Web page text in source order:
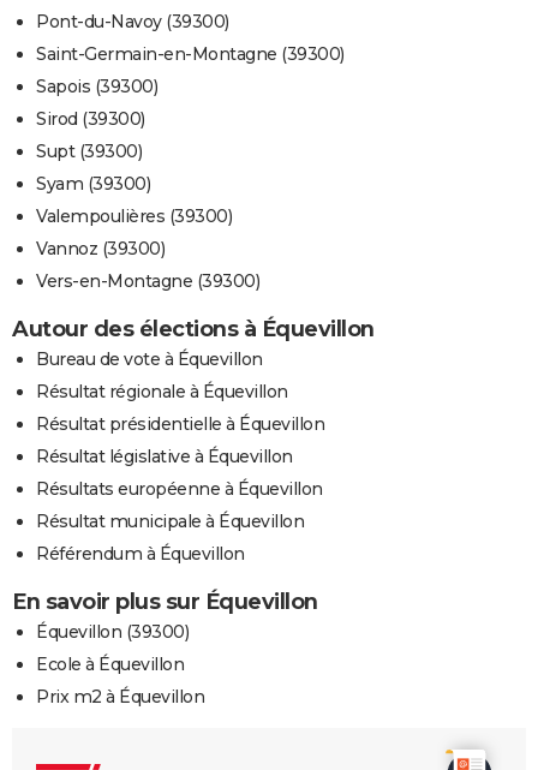
Pont-du-Navoy (39300)
Saint-Germain-en-Montagne (39300)
Sapois (39300)
Sirod (39300)
Supt (39300)
Syam (39300)
Valempoulières (39300)
Vannoz (39300)
Vers-en-Montagne (39300)
Autour des élections à Équevillon
Bureau de vote à Équevillon
Résultat régionale à Équevillon
Résultat présidentielle à Équevillon
Résultat législative à Équevillon
Résultats européenne à Équevillon
Résultat municipale à Équevillon
Référendum à Équevillon
En savoir plus sur Équevillon
Équevillon (39300)
Ecole à Équevillon
Prix m2 à Équevillon